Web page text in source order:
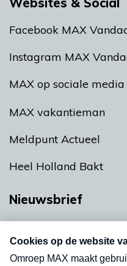
Facebook MAX
Instagram MAX
MAX op sociale media
MAX vakantieman
Meldpunt Actueel
Heel Holland Bakt
Nieuwsbrief
Neem hier een gratis
nieuwsbrief. Elke
uw mailbox.